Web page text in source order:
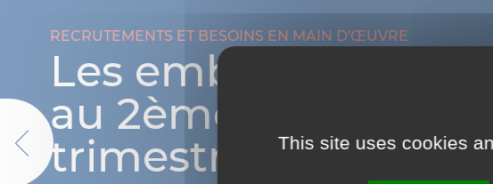
RECRUTEMENTS ET BESOINS EN MAIN D'ŒUVRE
TOP métiers et
secteurs qui
recrutent
Previous This site uses cookies